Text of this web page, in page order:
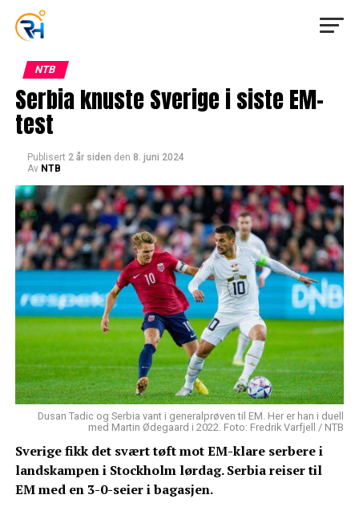
NTB
Serbia knuste Sverige i siste EM-
test
Publisert 2 år siden den 8. juni 2024
Av NTB
Dusan Tadic og Serbia vant i generalprøven til EM. Her er han i duell
med Martin Ødegaard i 2022. Foto: Fredrik Varfjell / NTB
Sverige fikk det svært tøft mot EM-klare serbere i
landskampen i Stockholm lørdag. Serbia reiser til
EM med en 3-0-seier i bagasjen.